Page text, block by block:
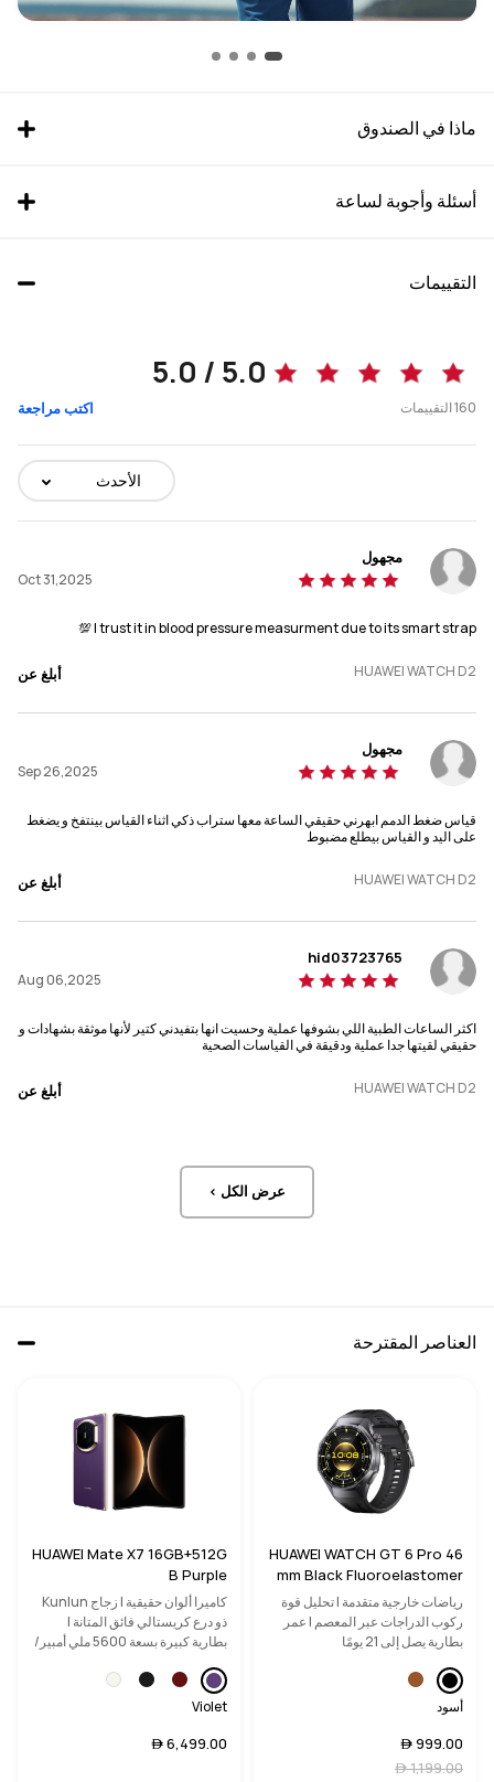
ماذا في الصندوق
أسئلة وأجوبة لساعة
التقييمات
5.0 / 5.0
160التقييمات اكتب مراجعة
الأحدث
مجهول
Oct 31,2025
I trust it in blood pressure measurment due to its smart strap 💯
HUAWEI WATCH D2 أبلغ عن
مجهول
Sep 26,2025
قياس ضغط الدمم ابهرني حقيقي الساعة معها ستراب ذكي اثناء القياس بينتفخ و يضغط
على اليد و القياس بيطلع مضبوط
HUAWEI WATCH D2 أبلغ عن
hid03723765
Aug 06,2025
اكثر الساعات الطبية اللي بشوفها عملية وحسيت انها بتفيدني كتير لأنها موثقة بشهادات و
حقيقي لقيتها جدا عملية ودقيقة في القياسات الصحية
HUAWEI WATCH D2 أبلغ عن
عرض الكل >
العناصر المقترحة
HUAWEI WATCH GT 6 Pro 46
mm Black Fluoroelastomer
Strap
رياضات خارجية متقدمة | تحليل قوة
ركوب الدراجات عبر المعصم | عمر
بطارية يصل إلى 21 يومًا
أسود
999.00 
1,199.00 
HUAWEI Mate X7 16GB+512G
B Purple
كاميرا ألوان حقيقية | زجاج Kunlun
ذو درع كريستالي فائق المتانة |
بطارية كبيرة بسعة 5600 ملي أمبير/
Violet
6,499.00 